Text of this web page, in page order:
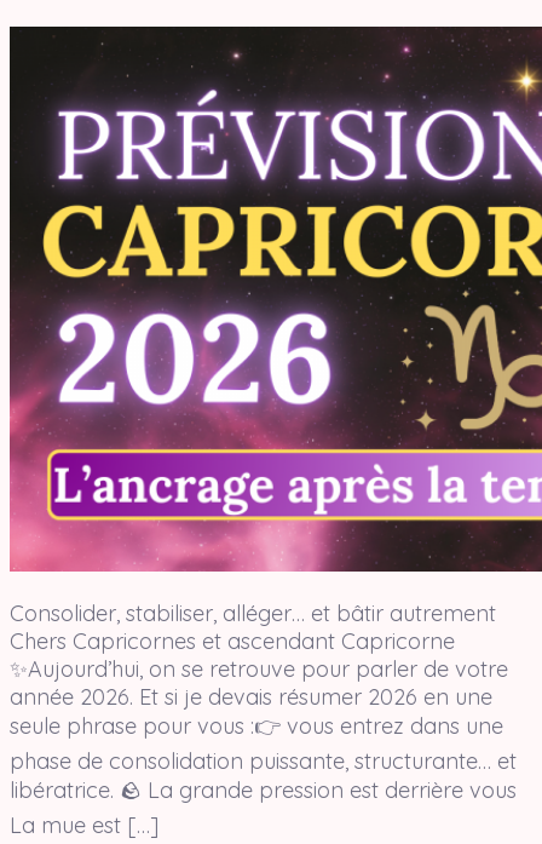
Consolider, stabiliser, alléger… et bâtir autrement
Chers Capricornes et ascendant Capricorne
✨Aujourd’hui, on se retrouve pour parler de votre
année 2026. Et si je devais résumer 2026 en une
seule phrase pour vous :👉 vous entrez dans une
phase de consolidation puissante, structurante… et
libératrice. 🪨 La grande pression est derrière vous
La mue est […]